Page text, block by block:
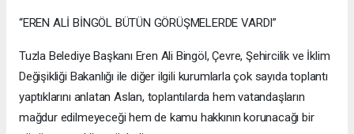
“EREN ALİ BİNGÖL BÜTÜN GÖRÜŞMELERDE VARDI”
Tuzla Belediye Başkanı Eren Ali Bingöl, Çevre, Şehircilik ve İklim
Değişikliği Bakanlığı ile diğer ilgili kurumlarla çok sayıda toplantı
yaptıklarını anlatan Aslan, toplantılarda hem vatandaşların
mağdur edilmeyeceği hem de kamu hakkının korunacağı bir